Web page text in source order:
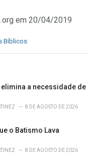
em 20/04/2019
Bíblicos
a necessidade de
8 DE AGOSTO DE 2026
o Batismo Lava
8 DE AGOSTO DE 2026